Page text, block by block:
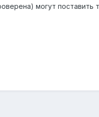
могут поставить